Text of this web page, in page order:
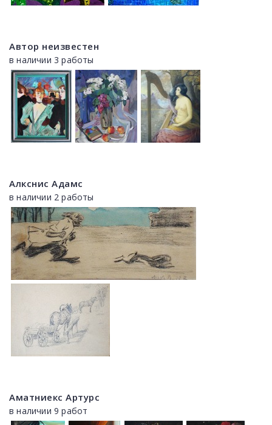
Автор неизвестен
в наличии 3 работы
Алкснис Адамс
в наличии 2 работы
Аматниекс Артурс
в наличии 9 работ